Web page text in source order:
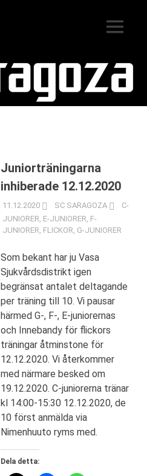
MENY
Juniorträningarna
inhiberade 12.12.2020
11.12.2020 SC SARAGOZA
C-
JUNIORER E-JUNIORER F-
JUNIORER FLICKOR G-JUNIORER
Som bekant har ju Vasa
Sjukvårdsdistrikt igen
begränsat antalet deltagande
per träning till 10. Vi pausar
härmed G-, F-, E-juniorernas
och Innebandy för flickors
träningar åtminstone för
12.12.2020. Vi återkommer
med närmare besked om
19.12.2020. C-juniorerna tränar
kl 14:00-15:30 12.12.2020, de
10 först anmälda via
Nimenhuuto ryms med.
Dela detta: